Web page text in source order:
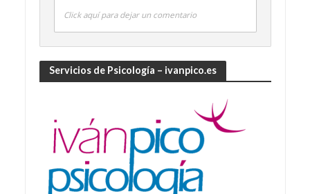
Click aquí para dejar un comentario
Servicios de Psicología – ivanpico.es